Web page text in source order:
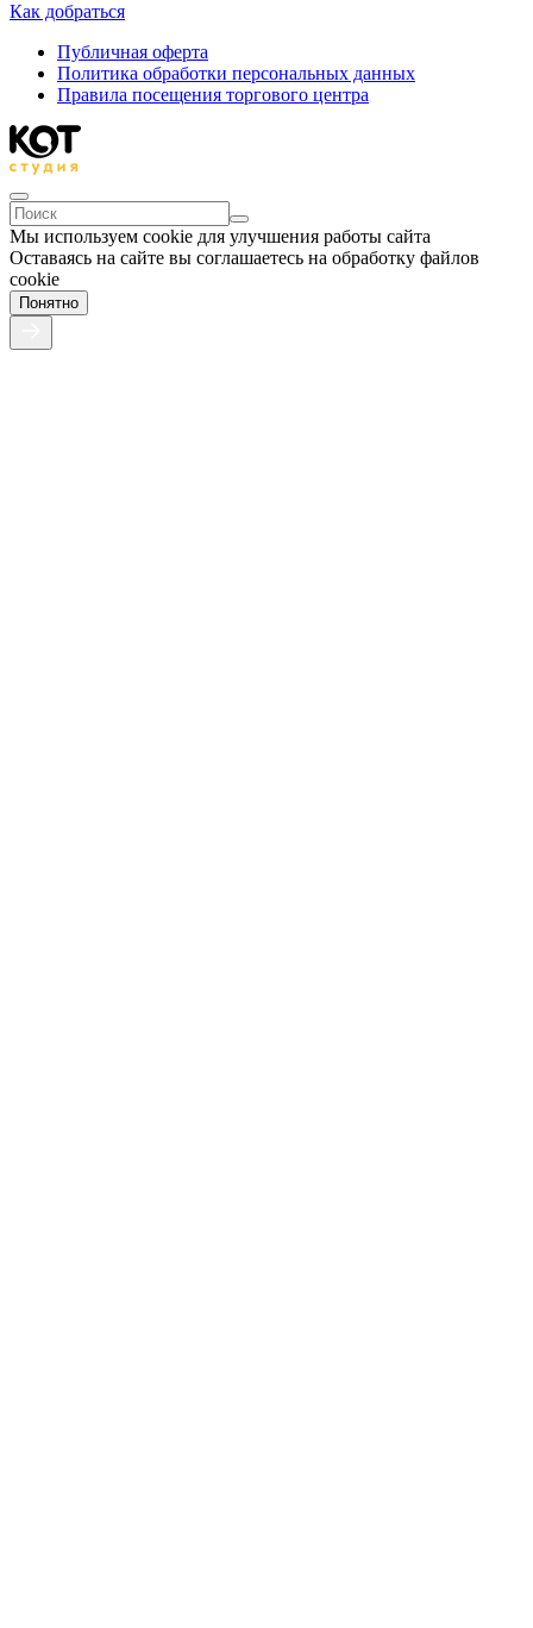
Как добраться
Публичная оферта
Политика обработки персональных данных
Правила посещения торгового центра
Мы используем cookie для улучшения работы сайта
Оставаясь на сайте вы соглашаетесь на обработку файлов
cookie
Понятно